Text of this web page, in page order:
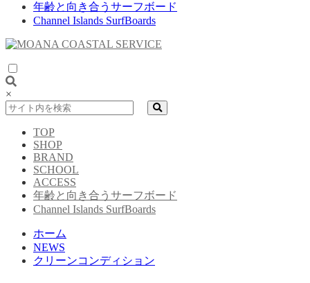
年齢と向き合うサーフボード
Channel Islands SurfBoards
×
TOP
SHOP
BRAND
SCHOOL
ACCESS
年齢と向き合うサーフボード
Channel Islands SurfBoards
ホーム
NEWS
クリーンコンディション